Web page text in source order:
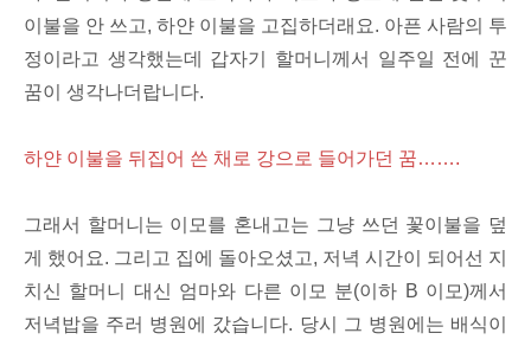
이불을 안 쓰고, 하얀 이불을 고집하더래요. 아픈 사람의 투
정이라고 생각했는데 갑자기 할머니께서 일주일 전에 꾼
꿈이 생각나더랍니다.
하얀 이불을 뒤집어 쓴 채로 강으로 들어가던 꿈…….
그래서 할머니는 이모를 혼내고는 그냥 쓰던 꽃이불을 덮
게 했어요. 그리고 집에 돌아오셨고, 저녁 시간이 되어선 지
치신 할머니 대신 엄마와 다른 이모 분(이하 B 이모)께서
저녁밥을 주러 병원에 갔습니다. 당시 그 병원에는 배식이